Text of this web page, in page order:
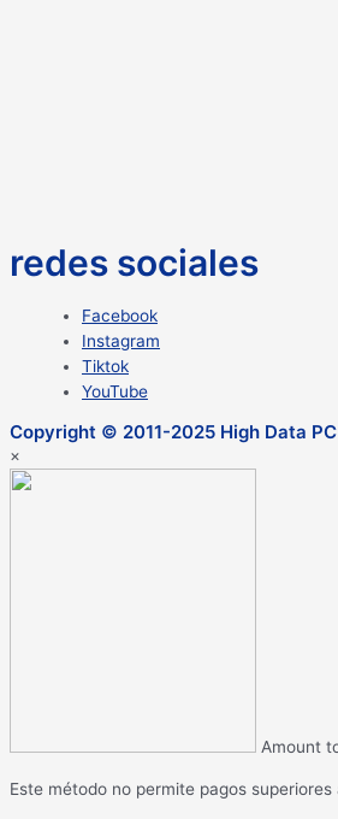
redes sociales
Facebook
Instagram
Tiktok
YouTube
Copyright © 2011-2025 High Data PC
×
Amount
Este método no permite pagos